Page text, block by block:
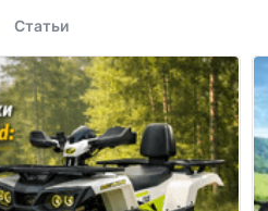
Статьи